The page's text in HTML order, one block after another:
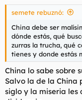
r
d
l
t
e
m
a
i
semete rebuznó:
China debe ser
dónde estás, qué
zurras la trucha, qué
tienes y donde estás
China lo sabe sobre
Salvo la de la China
siglo y la miseria les